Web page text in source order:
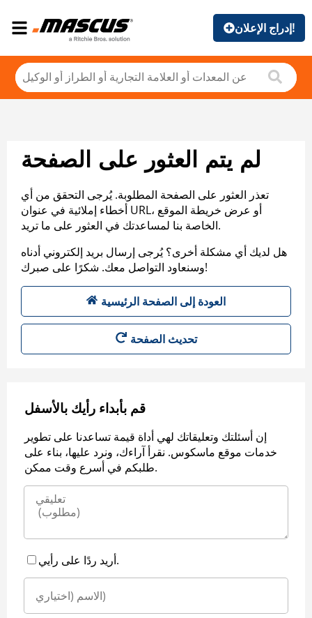
إدراج الإعلان!
لم يتم العثور على الصفحة
تعذر العثور على الصفحة المطلوبة. يُرجى التحقق من أي
أخطاء إملائية في عنوان URL، أو عرض خريطة الموقع
الخاصة بنا لمساعدتك في العثور على ما تريد.
هل لديك أي مشكلة أخرى؟ يُرجى إرسال بريد إلكتروني أدناه
وسنعاود التواصل معك. شكرًا على صبرك!
العودة إلى الصفحة الرئيسية
تحديث الصفحة
قم بأبداء رأيك بالأسفل
إن أسئلتك وتعليقاتك لهي أداة قيمة تساعدنا على تطوير
خدمات موقع ماسكوس. نقرأ آراءك، ونرد عليها، بناء على
طلبكم في أسرع وقت ممكن.
أريد ردًا على رأيي.